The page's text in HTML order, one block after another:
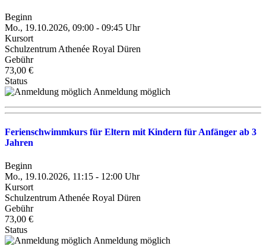
Beginn
Mo., 19.10.2026, 09:00 - 09:45 Uhr
Kursort
Schulzentrum Athenée Royal Düren
Gebühr
73,00 €
Status
Anmeldung möglich
Ferienschwimmkurs für Eltern mit Kindern für Anfänger ab 3
Jahren
Beginn
Mo., 19.10.2026, 11:15 - 12:00 Uhr
Kursort
Schulzentrum Athenée Royal Düren
Gebühr
73,00 €
Status
Anmeldung möglich